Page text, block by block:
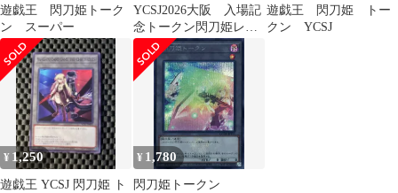
遊戯王 閃刀姫トーク
ン スーパー
YCSJ2026大阪 入場記
念トークン閃刀姫レ
イ、ロゼ
遊戯王 閃刀姫 トー
クン YCSJ
¥ 1,250
遊戯王 YCSJ 閃刀姫 ト
¥ 1,780
閃刀姫トークン